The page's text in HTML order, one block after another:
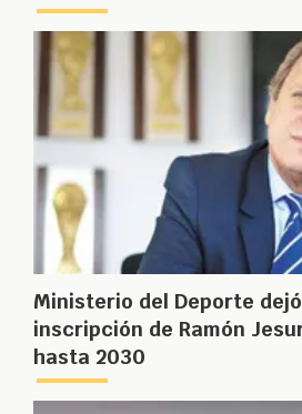
Ministerio del Deporte
inscripción de Ramón
hasta 2030